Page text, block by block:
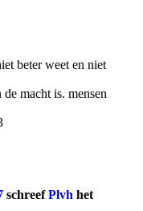
beter weet en niet
de macht is. mensen
schreefPlvh het